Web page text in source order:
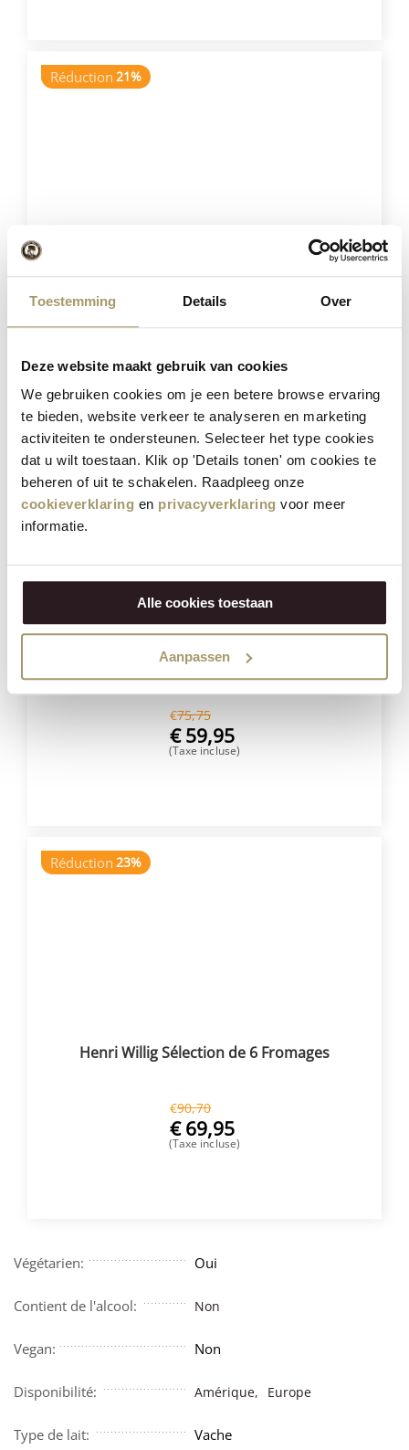
Toestemming Details Over
Deze website maakt gebruik van cookies
We gebruiken cookies om je een betere browse ervaring
te bieden, website verkeer te analyseren en marketing
activiteiten te ondersteunen. Selecteer het type cookies
dat u wilt toestaan. Klik op 'Details tonen' om cookies te
beheren of uit te schakelen. Raadpleeg onze
cookieverklaring en privacyverklaring voor meer
informatie.
Alle cookies toestaan
Aanpassen
Réduction 21%
(Taxe incluse)
ACHETER
Réduction21%
Henri Willig Coffret de 5 Fromages
€75,75
€59,95
(Taxe incluse)
Réduction 23%
Henri Willig Sélection de 6 Fromages
€90,70
€69,95
(Taxe incluse)
Végétarien: Oui
Contient de l'alcool: Non
Vegan: Non
Disponibilité: Amérique, Europe
Type de lait: Vache